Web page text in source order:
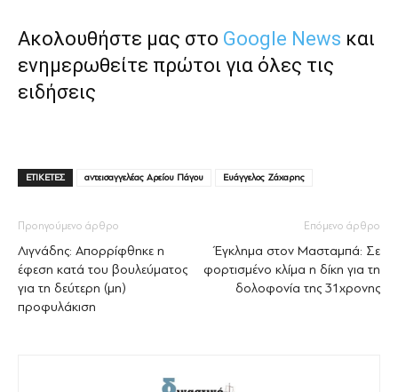
Ακολουθήστε μας στο Google News και
ενημερωθείτε πρώτοι για όλες τις
ειδήσεις
ΕΤΙΚΕΤΕΣ αντεισαγγελέας Αρείου Πάγου Ευάγγελος Ζάχαρης
Προηγούμενο άρθρο
Λιγνάδης: Απορρίφθηκε η
έφεση κατά του βουλεύματος
για τη δεύτερη (μη)
προφυλάκιση
Επόμενο άρθρο
Έγκλημα στον Μασταμπά: Σε
φορτισμένο κλίμα η δίκη για τη
δολοφονία της 31χρονης